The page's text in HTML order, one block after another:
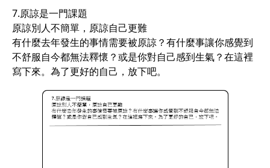
7.原諒是一門課題
原諒別人不簡單，原諒自己更難
有什麼去年發生的事情需要被原諒？有什麼事讓你感覺到
不舒服自今都無法釋懷？或是你對自己感到生氣？在這裡
寫下來。為了更好的自己，放下吧。